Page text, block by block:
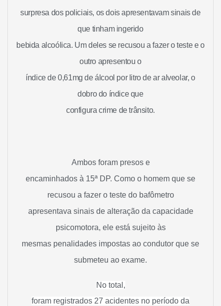
surpresa dos policiais, os dois apresentavam sinais de
que tinham ingerido
bebida alcoólica. Um deles se recusou a fazer o teste e o
outro apresentou o
índice de 0,61mg de álcool por litro de ar alveolar, o
dobro do índice que
configura crime de trânsito.
Ambos foram presos e
encaminhados à 15ª DP. Como o homem que se
recusou a fazer o teste do bafômetro
apresentava sinais de alteração da capacidade
psicomotora, ele está sujeito às
mesmas penalidades impostas ao condutor que se
submeteu ao exame.
No total,
foram registrados 27 acidentes no período da